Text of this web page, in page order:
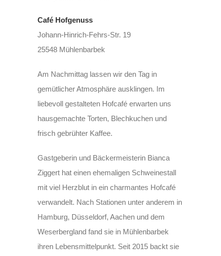
Café Hofgenuss
Johann-Hinrich-Fehrs-Str. 19
25548 Mühlenbarbek
Am Nachmittag lassen wir den Tag in
gemütlicher Atmosphäre ausklingen. Im
liebevoll gestalteten Hofcafé erwarten uns
hausgemachte Torten, Blechkuchen und
frisch gebrühter Kaffee.
Gastgeberin und Bäckermeisterin Bianca
Ziggert hat einen ehemaligen Schweinestall
mit viel Herzblut in ein charmantes Hofcafé
verwandelt. Nach Stationen unter anderem in
Hamburg, Düsseldorf, Aachen und dem
Weserbergland fand sie in Mühlenbarbek
ihren Lebensmittelpunkt. Seit 2015 backt sie